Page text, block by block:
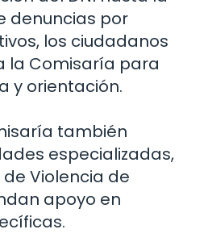
denuncias por
los ciudadanos
la Comisaría para
y orientación.
también
especializadas,
Violencia de
apoyo en